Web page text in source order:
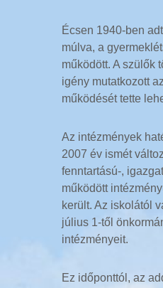
Écsen 1940-ben
múlva, a
működött. A szülők
igény mutatkozott
működését tette
Az intézmények
2007 év ismét
fenntartású-,
működött
került. Az iskolától
július 1-től
intézményeit.
Ez időponttól, az